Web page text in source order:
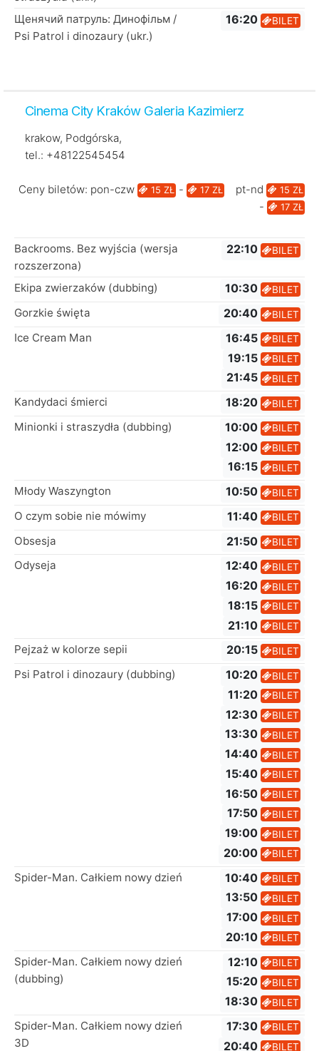
Щенячий патруль: Динофільм /
Psi Patrol i dinozaury (ukr.)
16:20 BILET
Cinema City Kraków Galeria Kazimierz
krakow, Podgórska,
tel.: +48122545454
Ceny biletów: pon-czw 15 ZŁ - 17 ZŁ pt-nd 15 ZŁ
- 17 ZŁ
Backrooms. Bez wyjścia (wersja
rozszerzona)
22:10 BILET
Ekipa zwierzaków (dubbing) 10:30 BILET
Gorzkie święta 20:40 BILET
Ice Cream Man 16:45 BILET
19:15 BILET
21:45 BILET
Kandydaci śmierci 18:20 BILET
Minionki i straszydła (dubbing) 10:00 BILET
12:00 BILET
16:15 BILET
Młody Waszyngton 10:50 BILET
O czym sobie nie mówimy 11:40 BILET
Obsesja 21:50 BILET
Odyseja 12:40 BILET
16:20 BILET
18:15 BILET
21:10 BILET
Pejzaż w kolorze sepii 20:15 BILET
Psi Patrol i dinozaury (dubbing) 10:20 BILET
11:20 BILET
12:30 BILET
13:30 BILET
14:40 BILET
15:40 BILET
16:50 BILET
17:50 BILET
19:00 BILET
20:00 BILET
Spider-Man. Całkiem nowy dzień 10:40 BILET
13:50 BILET
17:00 BILET
20:10 BILET
Spider-Man. Całkiem nowy dzień
(dubbing)
12:10 BILET
15:20 BILET
18:30 BILET
Spider-Man. Całkiem nowy dzień
3D
17:30 BILET
20:40 BILET